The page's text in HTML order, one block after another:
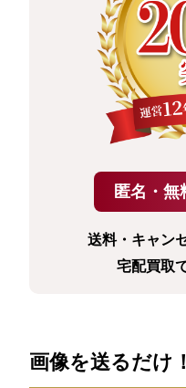
送料・キャン
宅配買取
画像を送るだけ